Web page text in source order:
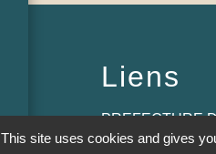
Liens
PREFECTURE
This site uses cookies and gives